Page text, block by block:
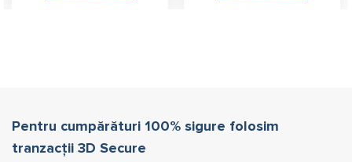
Pentru cumpărături 100% sigure folosim
tranzacții 3D Secure